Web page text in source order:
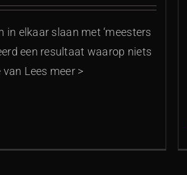
in elkaar slaan met ‘meesters
een resultaat waarop niets
Lees meer >